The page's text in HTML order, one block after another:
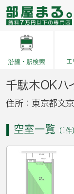
沿線・駅検索
千駄木OKハ
住所：東京都文
空室一覧 （1件